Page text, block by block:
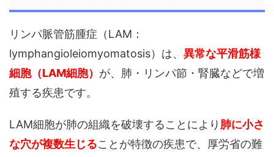
リンパ脈管筋腫症（LAM：
lymphangioleiomyomatosis）は、 異常な平滑筋様
細胞（LAM細胞） が、肺・リンパ節・腎臓などで増
殖する疾患です。
LAM細胞が肺の組織を破壊することにより 肺に小さ
な穴が複数生じることが特徴の疾患で、厚労省の難